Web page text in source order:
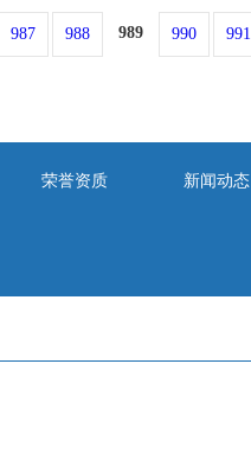
987 988 989 990 991
荣誉资质 新闻动态